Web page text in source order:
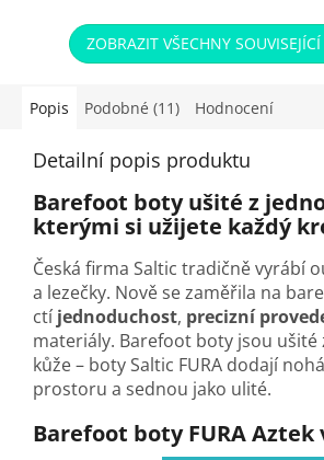
hvězdiček.
ZOBRAZIT VŠECHNY
Popis Podobné (11) Hodnocení
Detailní popis produktu
Barefoot boty ušité z
kterými si užijete každý
Česká firma Saltic tradičně vyrábí
a lezečky. Nově se zaměřila na
ctí jednoduchost, precizní
materiály. Barefoot boty jsou ušité
kůže– boty Saltic FURA dodají
prostoru a sednou jako ulité.
Barefoot boty FURA